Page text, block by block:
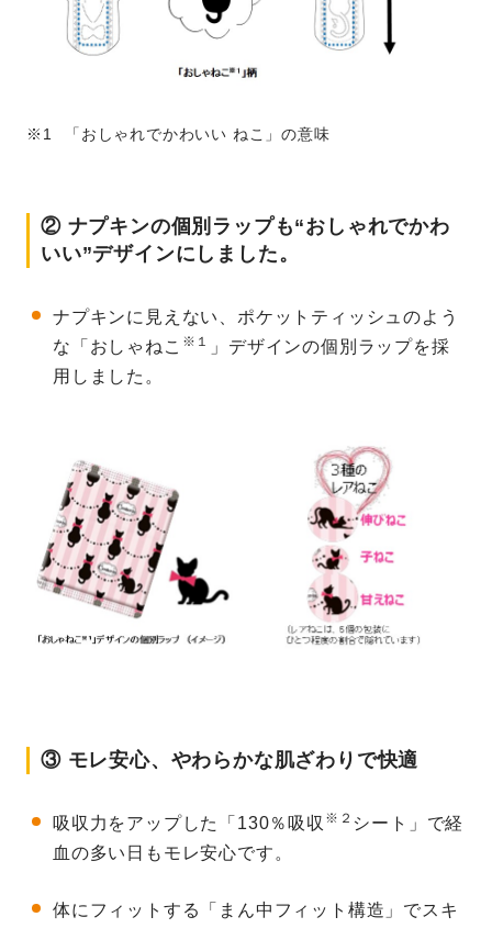
「おしゃれでかわいい ねこ」の意味
② ナプキンの個別ラップも“おしゃれでかわ
いい”デザインにしました。
ナプキンに見えない、ポケットティッシュのよう
な「おしゃねこ ※１
」デザインの個別ラップを採
用しました。
③ モレ安心、やわらかな肌ざわりで快適
吸収力をアップした「130％吸収 ※２ シート」で経
血の多い日もモレ安心です。
体にフィットする「まん中フィット構造」でスキ